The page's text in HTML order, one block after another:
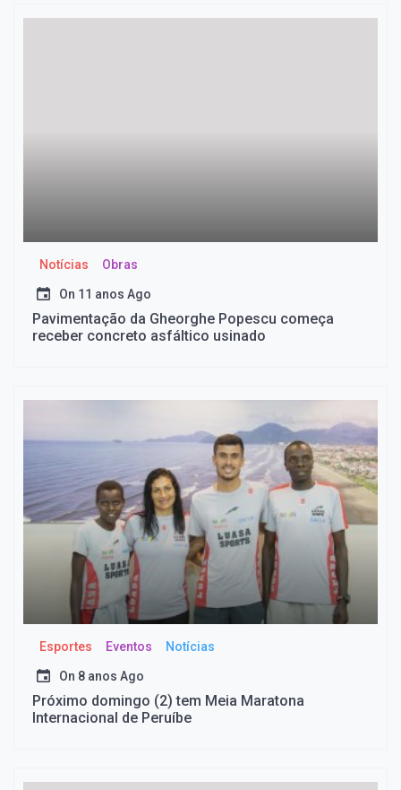
Notícias Obras
On 11 anos Ago
Pavimentação da Gheorghe Popescu começa
receber concreto asfáltico usinado
Esportes Eventos Notícias
On 8 anos Ago
Próximo domingo (2) tem Meia Maratona
Internacional de Peruíbe